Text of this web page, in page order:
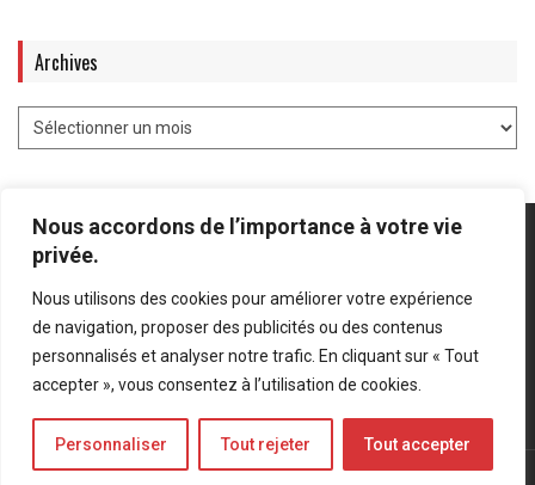
Nous accordons de l’importance à votre vie
privée.
Nous utilisons des cookies pour améliorer votre expérience
de navigation, proposer des publicités ou des contenus
personnalisés et analyser notre trafic. En cliquant sur « Tout
accepter », vous consentez à l’utilisation de cookies.
Personnaliser Tout rejeter Tout accepter
Archives
Mentions légales Politique de confidentialité
Bluesky
LinkedIn
Twitter
© Forces Operations Blog - 2022